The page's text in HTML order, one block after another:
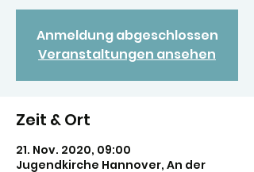
Anmeldung abgeschlossen
Veranstaltungen ansehen
Zeit & Ort
21. Nov. 2020, 09:00
Jugendkirche Hannover, An der